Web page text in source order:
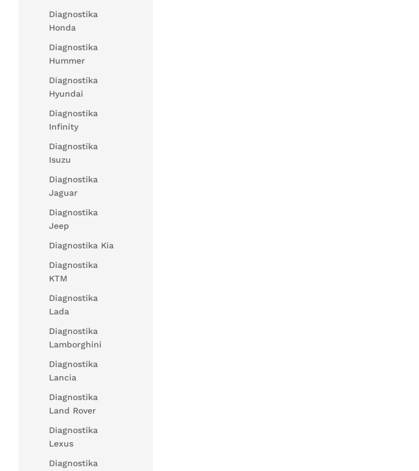
Diagnostika
Honda
Diagnostika
Hummer
Diagnostika
Hyundai
Diagnostika
Infinity
Diagnostika
Isuzu
Diagnostika
Jaguar
Diagnostika
Jeep
Diagnostika Kia
Diagnostika
KTM
Diagnostika
Lada
Diagnostika
Lamborghini
Diagnostika
Lancia
Diagnostika
Land Rover
Diagnostika
Lexus
Diagnostika